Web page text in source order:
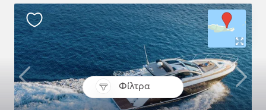
Φίλτρα